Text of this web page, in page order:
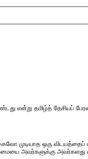
என்று தமிழ்த் தேசியப்
முடியாத ஒரு விடயத்தைப்
உரிமையை அவர்களுக்கு